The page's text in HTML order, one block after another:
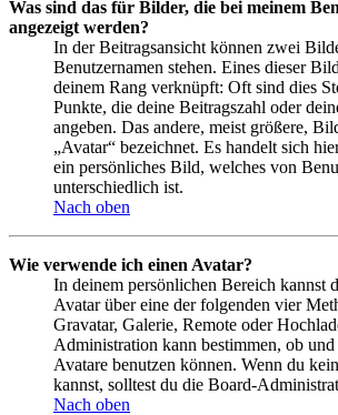
Was sind das für Bilder, die bei meinem
angezeigt werden?
In der Beitragsansicht können zwei
Benutzernamen stehen. Eines dieser
deinem Rang verknüpft: Oft sind dies
Punkte, die deine Beitragszahl oder
angeben. Das andere, meist größere,
„Avatar“ bezeichnet. Es handelt sich
ein persönliches Bild, welches von
unterschiedlich ist.
Nach oben
Wie verwende ich einen Avatar?
In deinem persönlichen Bereich kannst
Avatar über eine der folgenden vier
Gravatar, Galerie, Remote oder
Administration kann bestimmen, ob
Avatare benutzen können. Wenn du
kannst, solltest du die Board-
Nach oben